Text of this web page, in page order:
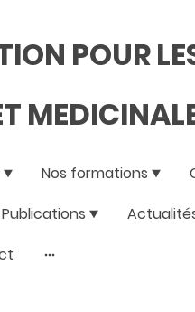
POUR
Nos formations
Publications